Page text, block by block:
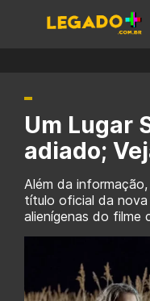
Um Lugar
adiado;
Além da
título oficial da
alienígenas do filme